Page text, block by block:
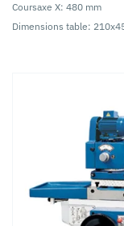
Coursaxe X: 480 mm
Dimensions table: